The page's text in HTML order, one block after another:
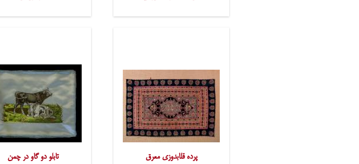
پرده قلابدوزی معرق تابلو دو گاو در چمن